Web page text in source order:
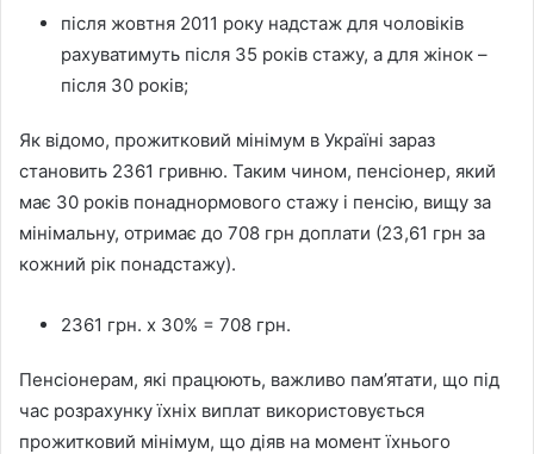
після жовтня 2011 року надстаж для чоловіків
рахуватимуть після 35 років стажу, а для жінок –
після 30 років;
Як відомо, прожитковий мінімум в Україні зараз
становить 2361 гривню. Таким чином, пенсіонер, який
має 30 років понаднормового стажу і пенсію, вищу за
мінімальну, отримає до 708 грн доплати (23,61 грн за
кожний рік понадстажу).
2361 грн. х 30% = 708 грн.
Пенсіонерам, які працюють, важливо пам’ятати, що під
час розрахунку їхніх виплат використовується
прожитковий мінімум, що діяв на момент їхнього